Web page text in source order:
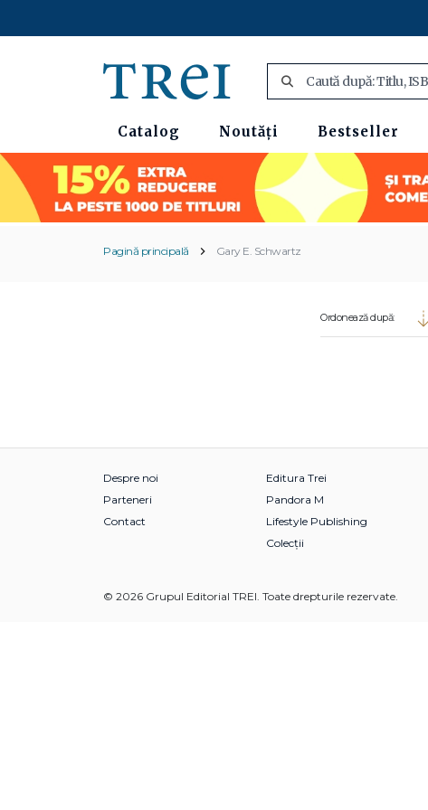
Catalog Noutăți Bestseller
Pagină principală Gary E. Schwartz
Ordonează după:
Despre noi
Parteneri
Contact
Editura Trei
Pandora M
Lifestyle Publishing
Colecții
© 2026 Grupul Editorial TREI. Toate drepturile rezervate.